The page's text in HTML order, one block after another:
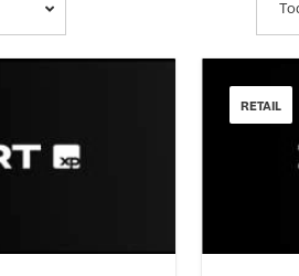
RETAIL